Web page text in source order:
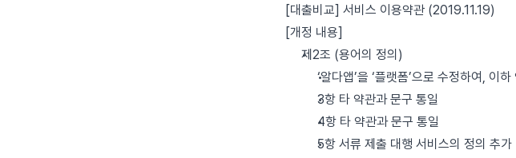
[대출비교] 서비스 이용약관 (2019.11.19)
[개정 내용]
제2조 (용어의 정의)
‘알다앱’을 ‘플랫폼’으로 수정하여, 이
3항 타 약관과 문구 통일
4항 타 약관과 문구 통일
5항 서류 제출 대행 서비스의 정의 추가